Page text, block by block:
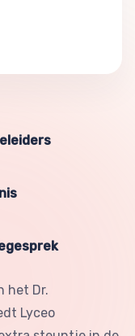
het Dr.
Lyceo